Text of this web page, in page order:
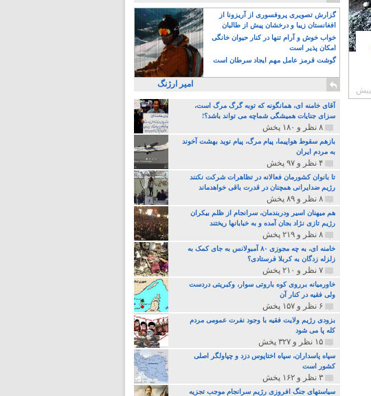
گزارش تصویری پروفسوری از آریزونا از
افغانستان زیبا و درخشان پیش از طالبان
خواب خوش و آرام تنها در کنار حیوان خانگی
امکان پذیر است
گوشت قرمز عامل مهم ایجاد سرطان است
امیر ارژنگ
آقای خامنه ای، همانگونه که توبه گرگ مرگ است،
سزای جنایات همیشگی شماچه می تواند باشد؟!
۸ نظر و ۱۸۰ پخش
بازهم سقوط هواپیما، پیام مرگ، پیام نوید بهشت آخوند
به مردم ایران
۴ نظر و ۹۷ پخش
تا بانوان کشورمان فعالانه در تظاهرات شرکت نکنند
رژیم ضدایرانی همچنان در قدرت باقی خواهدماند
۸ نظر و ۸۹ پخش
هم میهنان اسیر ودربندمان، سرانجام از ظلم بیکران
رژیم تازی نژاد بجان آمده و به خبابانها ریختند
۸ نظر و ۲۱۹ پخش
خامنه ای، به چه مجوزی ۸۰ آمبولانس به جای کمک به
زلزله زدگان به کربلا فرستادی؟
۷ نظر و ۲۱۰ پخش
خاورمیانه برروی کوه باروتی سوار، وکبریتی دردست
ولی فقیه در کنار آن
۶ نظر و ۱۵۷ پخش
بزودی رژیم ولایت فقیه با وجود نفرت عمومی مردم
کله پا می شود
۱۵ نظر و ۳۲۷ پخش
سپاه پاسداران، سپاه اختاپوس دزد و چپاولگر اصلی
کشور است
۳ نظر و ۱۶۲ پخش
سیاستهای جنگ افروزی رژیم سرانجام موجب تجزیه